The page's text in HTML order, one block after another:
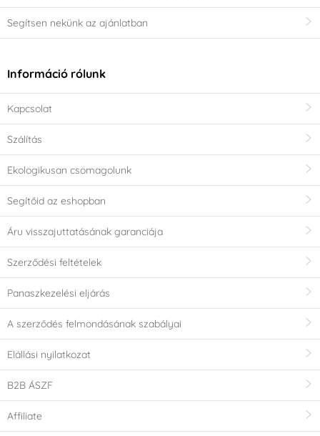
Segítsen nekünk az ajánlatban
Információ rólunk
Kapcsolat
Szálítás
Ekologikusan csomagolunk
Segítőid az eshopban
Áru visszajuttatásának garanciája
Szerződési feltételek
Panaszkezelési eljárás
A szerződés felmondásának szabályai
Elállási nyilatkozat
B2B ÁSZF
Affiliate